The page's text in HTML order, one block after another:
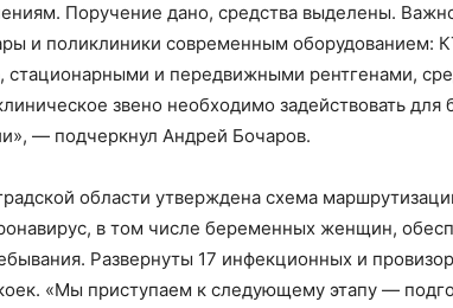
Поручение дано, средства выделены.
и поликлиники современным оборудованием:
стационарными и передвижными рентгенами,
звено необходимо задействовать для
— подчеркнул Андрей Бочаров.
области утверждена схема
в том числе беременных женщин,
Развернуты 17 инфекционных и
«Мы приступаем к следующему этапу —